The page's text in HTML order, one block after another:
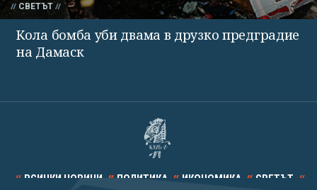
СВЕТЪТ
Кола бомба уби двама в друзко предградие
на Дамаск
ВСИЧКИ НОВИНИ ПОЛИТИКА ИКОНОМИКА СВЕТЪТ